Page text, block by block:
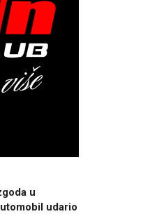
u
udario